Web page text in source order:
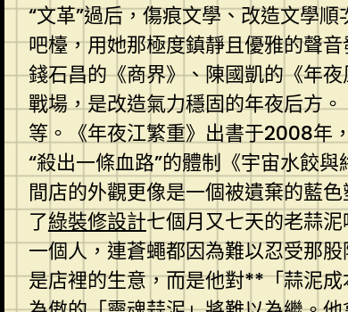
“文革”過后，傷痕文學、改造文學
吧檯，用她那極度鎮靜且優雅的聲
錢石昌的《商界》、陳國凱的《年
戰場，是改造氣力穩固的年夜后方
等。《年夜江繁重》出書于2008年
“殺出一條血路”的體制《宇宙水餃
間店的外觀更像是一個被遺棄的藍
了綠裝修設計七個月又七天的老蒜
一個人，連蒼蠅都因為難以忍受那
是店裡的生意，而是他對**「蒜泥